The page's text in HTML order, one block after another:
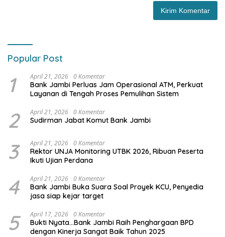
Popular Post
1 April 21, 2026 0 Komentar
Bank Jambi Perluas Jam Operasional ATM, Perkuat
Layanan di Tengah Proses Pemulihan Sistem
2 April 21, 2026 0 Komentar
Sudirman Jabat Komut Bank Jambi
3 April 21, 2026 0 Komentar
Rektor UNJA Monitoring UTBK 2026, Ribuan Peserta
Ikuti Ujian Perdana
4 April 21, 2026 0 Komentar
Bank Jambi Buka Suara Soal Proyek KCU, Penyedia
jasa siap kejar target
5 April 17, 2026 0 Komentar
Bukti Nyata…Bank Jambi Raih Penghargaan BPD
dengan Kinerja Sangat Baik Tahun 2025